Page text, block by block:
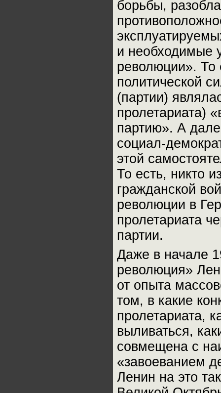
борьбы,
и необходимые
революции». То
политической
(партии)
пролетариата)
партию». А
социал-
этой
То есть, никто
гражданской
революции в
пролетариата
партии.
Даже в начале
революция»
от опыта
том, в какие
пролетариата,
выливаться,
совмещена с
«завоеванием
Ленин на это